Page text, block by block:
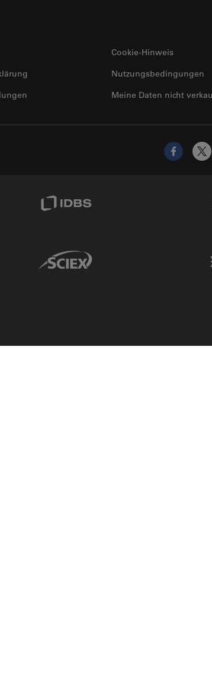
Cookie-Hinweis
Meine Daten nicht
Nutzungsbedingungen
Facebook
X
Sciex Link